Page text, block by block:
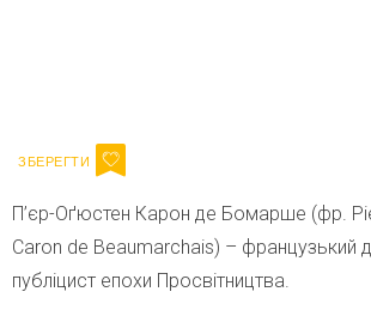
П’єр-Оґюстен Карон де Бомарше (фр.
Caron de Beaumarchais) – французький
публіцист епохи Просвітництва.